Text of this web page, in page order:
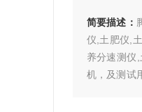
简要描述：
仪,土肥仪,
养分速测仪
机，及测试